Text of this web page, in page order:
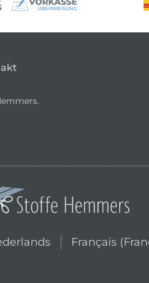
niederländischen Shop
Français
In den